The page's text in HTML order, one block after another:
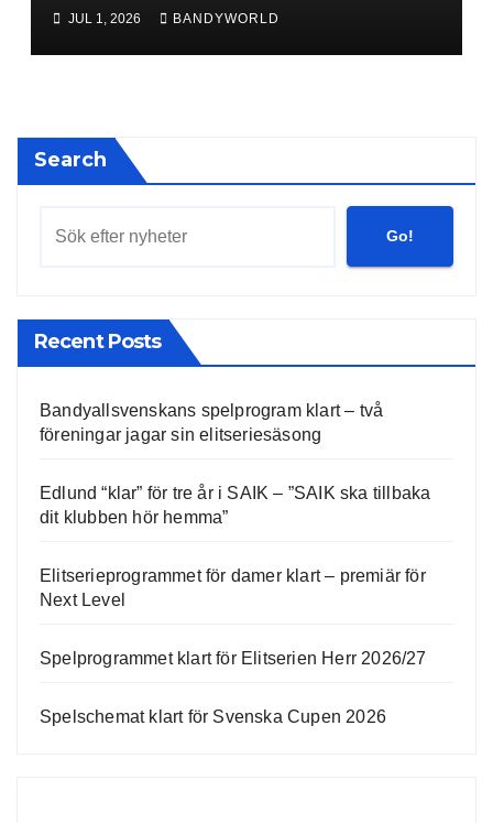
JUL 1, 2026 BANDYWORLD
Search
Go!
Recent Posts
Bandyallsvenskans spelprogram klart – två
föreningar jagar sin elitseriesäsong
Edlund “klar” för tre år i SAIK – ”SAIK ska tillbaka
dit klubben hör hemma”
Elitserieprogrammet för damer klart – premiär för
Next Level
Spelprogrammet klart för Elitserien Herr 2026/27
Spelschemat klart för Svenska Cupen 2026